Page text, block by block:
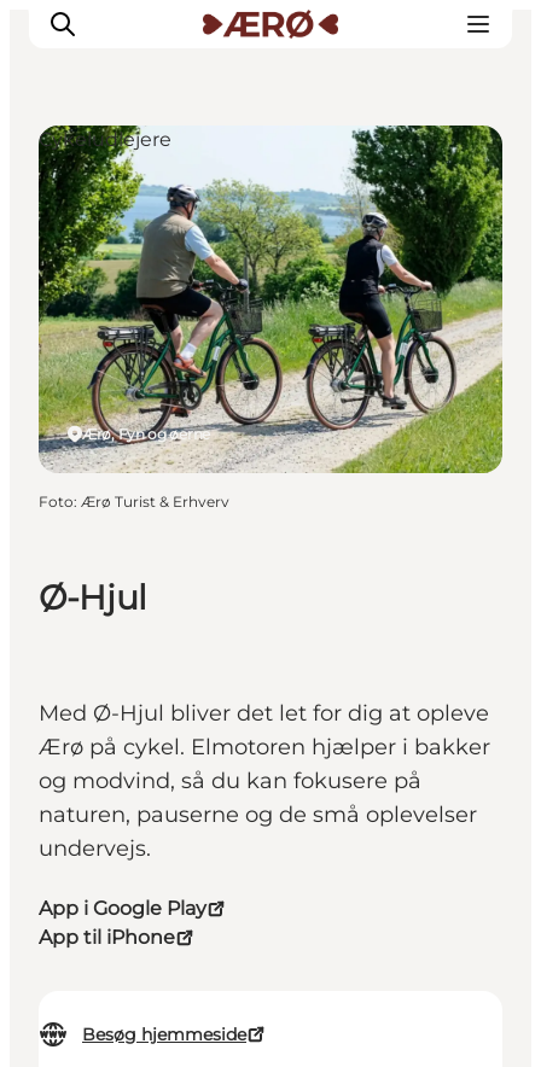
Overnatning
Spisesteder
Oplevelser
Events
Planlæg ferien
Ø-Hjul
Med Ø-Hjul bliver det let for dig at opleve
Ærø på cykel. Elmotoren hjælper i bakker
og modvind, så du kan fokusere på
naturen, pauserne og de små oplevelser
undervejs.
App i Google Play
App til iPhone
Besøg hjemmeside
Ærø, Fyn og øerne
Cykeludlejere
Foto: Ærø Turist & Erhverv